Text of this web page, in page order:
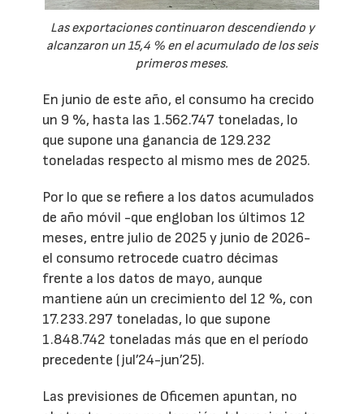
Las exportaciones continuaron descendiendo y
alcanzaron un 15,4 % en el acumulado de los seis
primeros meses.
En junio de este año, el consumo ha crecido
un 9 %, hasta las 1.562.747 toneladas, lo
que supone una ganancia de 129.232
toneladas respecto al mismo mes de 2025.
Por lo que se refiere a los datos acumulados
de año móvil -que engloban los últimos 12
meses, entre julio de 2025 y junio de 2026-
el consumo retrocede cuatro décimas
frente a los datos de mayo, aunque
mantiene aún un crecimiento del 12 %, con
17.233.297 toneladas, lo que supone
1.848.742 toneladas más que en el período
precedente (jul’24-jun’25).
Las previsiones de Oficemen apuntan, no